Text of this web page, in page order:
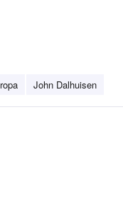
John Dalhuisen